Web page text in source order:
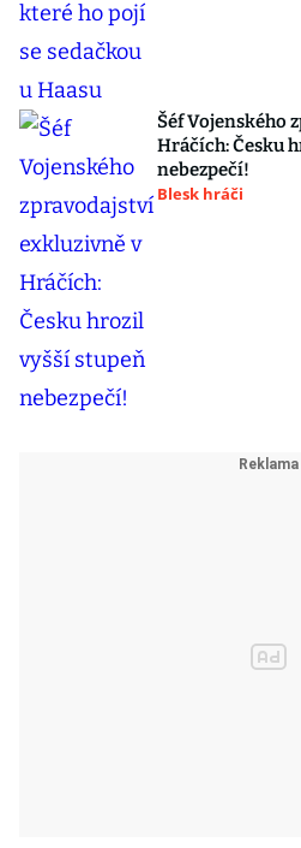
Šéf Vojenského
Hráčích: Česku
nebezpečí!
Blesk hráči